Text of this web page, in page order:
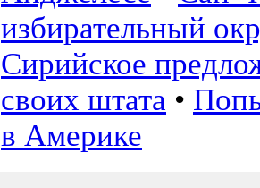
избирательный
Сирийское
своих штата •
в Америке